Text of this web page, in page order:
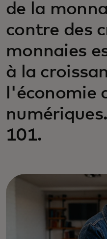
de la
contre des
monnaies
à la
l'économie
101.